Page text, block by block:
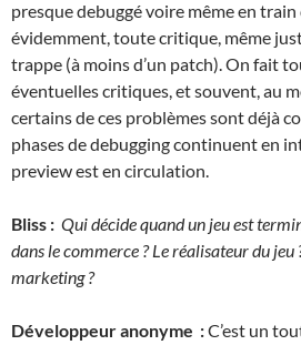
presque debuggé voire même en train
évidemment, toute critique, même
trappe (à moins d’un patch). On fait
éventuelles critiques, et souvent, au
certains de ces problèmes sont déjà
phases de debugging continuent en
preview est en circulation.
Bliss : Qui décide quand un jeu est
dans le commerce ? Le réalisateur du jeu
marketing ?
Développeur anonyme :C’est un